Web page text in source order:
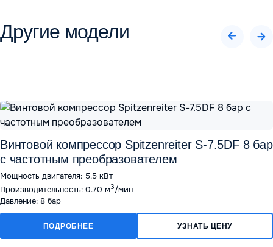
Другие модели
Винтовой компрессор Spitzenreiter S-7.5DF 8 бар
с частотным преобразователем
Мощность двигателя: 5.5 кВт
Производительность: 0.70 м3/мин
Давление: 8 бар
ПОДРОБНЕЕ УЗНАТЬ ЦЕНУ